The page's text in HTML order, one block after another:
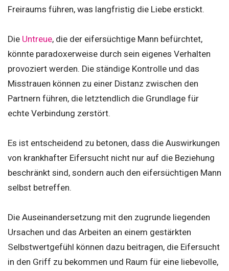
Freiraums führen, was langfristig die Liebe erstickt.
Die Untreue, die der eifersüchtige Mann befürchtet,
könnte paradoxerweise durch sein eigenes Verhalten
provoziert werden. Die ständige Kontrolle und das
Misstrauen können zu einer Distanz zwischen den
Partnern führen, die letztendlich die Grundlage für
echte Verbindung zerstört.
Es ist entscheidend zu betonen, dass die Auswirkungen
von krankhafter Eifersucht nicht nur auf die Beziehung
beschränkt sind, sondern auch den eifersüchtigen Mann
selbst betreffen.
Die Auseinandersetzung mit den zugrunde liegenden
Ursachen und das Arbeiten an einem gestärkten
Selbstwertgefühl können dazu beitragen, die Eifersucht
in den Griff zu bekommen und Raum für eine liebevolle,